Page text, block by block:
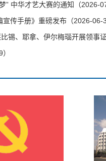
” 中华才艺大赛的通知（2026-
宣传手册》重磅发布（2026-06-
锡、耶拿、伊尔梅瑙开展领事